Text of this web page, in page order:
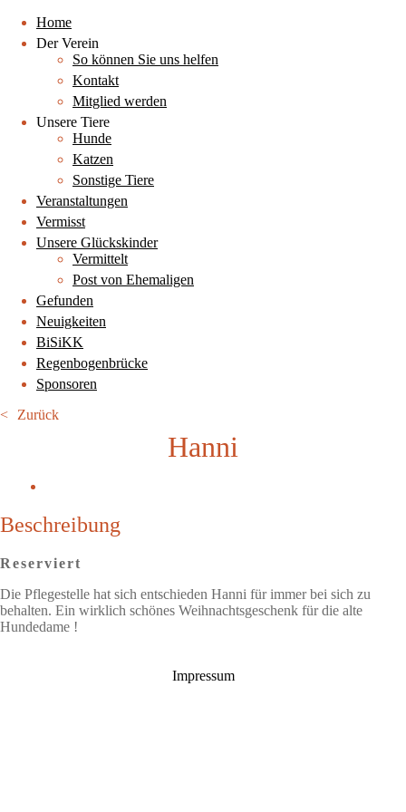
Home
Der Verein
So können Sie uns helfen
Kontakt
Mitglied werden
Unsere Tiere
Hunde
Katzen
Sonstige Tiere
Veranstaltungen
Vermisst
Unsere Glückskinder
Vermittelt
Post von Ehemaligen
Gefunden
Neuigkeiten
BiSiKK
Regenbogenbrücke
Sponsoren
Zurück
Hanni
Beschreibung
Reserviert
Die Pflegestelle hat sich entschieden Hanni für immer bei sich zu
behalten. Ein wirklich schönes Weihnachtsgeschenk für die alte
Hundedame !
Impressum